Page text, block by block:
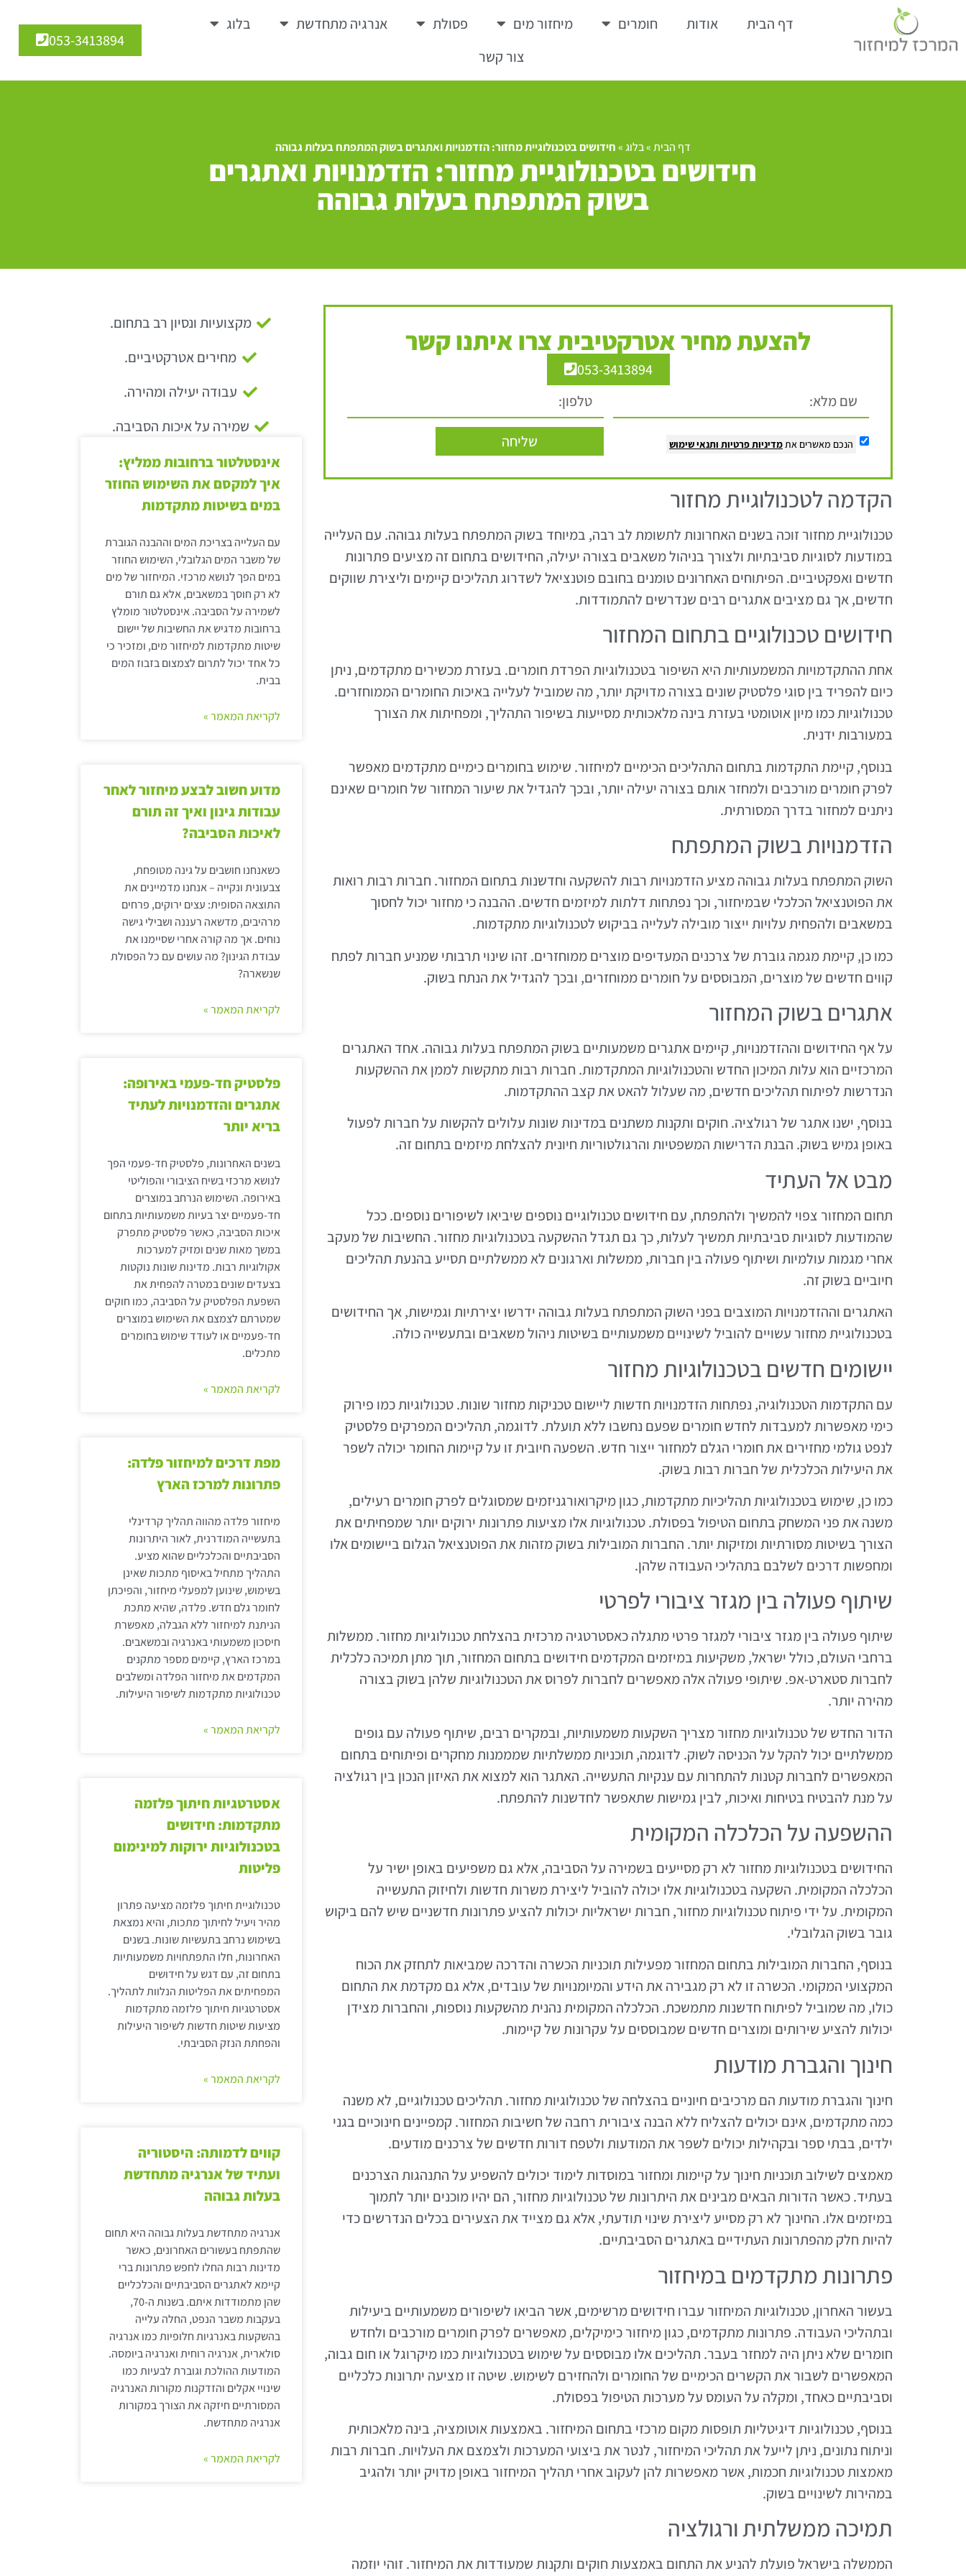
דף הבית אודות חומרים מיחזור מים פסולת אנרגיה מתחדשת
בלוג
צור קשר
053-3413894
דף הבית»בלוג»חידושים בטכנולוגיית מחזור: הזדמנויות ואתגרים בשוק המתפתח בעלות גבוהה
חידושים בטכנולוגיית מחזור: הזדמנויות ואתגרים
בשוק המתפתח בעלות גבוהה
להצעת מחיר אטרקטיבית צרו איתנו קשר
053-3413894
הנכם מאשרים אתמדיניות פרטיות ותנאי שימוש שליחה
הקדמה לטכנולוגיית מחזור
טכנולוגיית מחזור זוכה בשנים האחרונות לתשומת לב רבה, במיוחד בשוק המתפתח בעלות גבוהה. עם העלייה
במודעות לסוגיות סביבתיות ולצורך בניהול משאבים בצורה יעילה, החידושים בתחום זה מציעים פתרונות
חדשים ואפקטיביים. הפיתוחים האחרונים טומנים בחובם פוטנציאל לשדרוג תהליכים קיימים וליצירת שווקים
חדשים, אך גם מציבים אתגרים רבים שנדרשים להתמודדות.
חידושים טכנולוגיים בתחום המחזור
אחת ההתקדמויות המשמעותיות היא השיפור בטכנולוגיות הפרדת חומרים. בעזרת מכשירים מתקדמים, ניתן
כיום להפריד בין סוגי פלסטיק שונים בצורה מדויקת יותר, מה שמוביל לעלייה באיכות החומרים הממוחזרים.
טכנולוגיות כמו מיון אוטומטי בעזרת בינה מלאכותית מסייעות בשיפור התהליך, ומפחיתות את הצורך
במעורבות ידנית.
בנוסף, קיימת התקדמות בתחום התהליכים הכימיים למיחזור. שימוש בחומרים כימיים מתקדמים מאפשר
לפרק חומרים מורכבים ולמחזר אותם בצורה יעילה יותר, ובכך להגדיל את שיעור המחזור של חומרים שאינם
ניתנים למחזור בדרך המסורתית.
הזדמנויות בשוק המתפתח
השוק המתפתח בעלות גבוהה מציע הזדמנויות רבות להשקעה וחדשנות בתחום המחזור. חברות רבות רואות
את הפוטנציאל הכלכלי שבמיחזור, וכך נפתחות דלתות למיזמים חדשים. ההבנה כי מחזור יכול לחסוך
במשאבים ולהפחית עלויות ייצור מובילה לעלייה בביקוש לטכנולוגיות מתקדמות.
כמו כן, קיימת מגמה גוברת של צרכנים המעדיפים מוצרים ממוחזרים. זהו שינוי תרבותי שמניע חברות לפתח
קווים חדשים של מוצרים, המבוססים על חומרים ממוחזרים, ובכך להגדיל את הנתח בשוק.
אתגרים בשוק המחזור
על אף החידושים וההזדמנויות, קיימים אתגרים משמעותיים בשוק המתפתח בעלות גבוהה. אחד האתגרים
המרכזיים הוא עלות המיכון החדש והטכנולוגיות המתקדמות. חברות רבות מתקשות לממן את ההשקעות
הנדרשות לפיתוח תהליכים חדשים, מה שעלול להאט את קצב ההתקדמות.
בנוסף, ישנו אתגר של רגולציה. חוקים ותקנות משתנים במדינות שונות עלולים להקשות על חברות לפעול
באופן גמיש בשוק. הבנת הדרישות המשפטיות והרגולטוריות חיונית להצלחת מיזמים בתחום זה.
מבט אל העתיד
תחום המחזור צפוי להמשיך ולהתפתח, עם חידושים טכנולוגיים נוספים שיביאו לשיפורים נוספים. ככל
שהמודעות לסוגיות סביבתיות תמשיך לעלות, כך גם תגדל ההשקעה בטכנולוגיות מחזור. החשיבות של מעקב
אחרי מגמות עולמיות ושיתוף פעולה בין חברות, ממשלות וארגונים לא ממשלתיים תסייע בהנעת תהליכים
חיוביים בשוק זה.
האתגרים וההזדמנויות המוצבים בפני השוק המתפתח בעלות גבוהה ידרשו יצירתיות וגמישות, אך החידושים
בטכנולוגיית מחזור עשויים להוביל לשינויים משמעותיים בשיטות ניהול משאבים ובתעשייה כולה.
יישומים חדשים בטכנולוגיות מחזור
עם התקדמות הטכנולוגיה, נפתחות הזדמנויות חדשות ליישום טכניקות מחזור שונות. טכנולוגיות כמו פירוק
כימי מאפשרות למעבדות לחדש חומרים שפעם נחשבו ללא תועלת. לדוגמה, תהליכים המפרקים פלסטיק
לנפט גולמי מחזירים את חומרי הגלם למחזור ייצור חדש. השפעה חיובית זו על קיימות החומר יכולה לשפר
את היעילות הכלכלית של חברות רבות בשוק.
כמו כן, שימוש בטכנולוגיות תהליכיות מתקדמות, כגון מיקרואורגניזמים שמסוגלים לפרק חומרים רעילים,
משנה את פני המשחק בתחום הטיפול בפסולת. טכנולוגיות אלו מציעות פתרונות ירוקים יותר שמפחיתים את
הצורך בשיטות מסורתיות ומזיקות יותר. החברות המובילות בשוק מזהות את הפוטנציאל הגלום ביישומים אלו
ומחפשות דרכים לשלבם בתהליכי העבודה שלהן.
שיתוף פעולה בין מגזר ציבורי לפרטי
שיתוף פעולה בין מגזר ציבורי למגזר פרטי מתגלה כאסטרטגיה מרכזית בהצלחת טכנולוגיות מחזור. ממשלות
ברחבי העולם, כולל ישראל, משקיעות במיזמים המקדמים חידושים בתחום המחזור, תוך מתן תמיכה כלכלית
לחברות סטארט-אפ. שיתופי פעולה אלה מאפשרים לחברות לפרוס את הטכנולוגיות שלהן בשוק בצורה
מהירה יותר.
הדור החדש של טכנולוגיות מחזור מצריך השקעות משמעותיות, ובמקרים רבים, שיתוף פעולה עם גופים
ממשלתיים יכול להקל על הכניסה לשוק. לדוגמה, תוכניות ממשלתיות שמממנות מחקרים ופיתוחים בתחום
המאפשרים לחברות קטנות להתחרות עם ענקיות התעשייה. האתגר הוא למצוא את האיזון הנכון בין רגולציה
על מנת להבטיח בטיחות ואיכות, לבין גמישות שתאפשר לחדשנות להתפתח.
ההשפעה על הכלכלה המקומית
החידושים בטכנולוגיות מחזור לא רק מסייעים בשמירה על הסביבה, אלא גם משפיעים באופן ישיר על
הכלכלה המקומית. השקעה בטכנולוגיות אלו יכולה להוביל ליצירת משרות חדשות ולחיזוק התעשייה
המקומית. על ידי פיתוח טכנולוגיות מחזור, חברות ישראליות יכולות להציע פתרונות חדשניים שיש להם ביקוש
גובר בשוק הגלובלי.
בנוסף, החברות המובילות בתחום המחזור מפעילות תוכניות הכשרה והדרכה שמביאות לתחזק את הכוח
המקצועי המקומי. הכשרה זו לא רק מגבירה את הידע והמיומנויות של עובדים, אלא גם מקדמת את התחום
כולו, מה שמוביל לפיתוח חדשנות מתמשכת. הכלכלה המקומית נהנית מהשקעות נוספות, והחברות מצידן
יכולות להציע שירותים ומוצרים חדשים שמבוססים על עקרונות של קיימות.
חינוך והגברת מודעות
חינוך והגברת מודעות הם מרכיבים חיוניים בהצלחה של טכנולוגיות מחזור. תהליכים טכנולוגיים, לא משנה
כמה מתקדמים, אינם יכולים להצליח ללא הבנה ציבורית רחבה של חשיבות המחזור. קמפיינים חינוכיים בגני
ילדים, בבתי ספר ובקהילות יכולים לשפר את המודעות ולטפח דורות חדשים של צרכנים מודעים.
מאמצים לשילוב תוכניות חינוך על קיימות ומחזור במוסדות לימוד יכולים להשפיע על התנהגות הצרכנים
בעתיד. כאשר הדורות הבאים מבינים את היתרונות של טכנולוגיות מחזור, הם יהיו מוכנים יותר לתמוך
במיזמים אלו. החינוך לא רק מסייע ליצירת שינוי תודעתי, אלא גם מצייד את הצעירים בכלים הנדרשים כדי
להיות חלק מהפתרונות העתידיים באתגרים הסביבתיים.
פתרונות מתקדמים במיחזור
בעשור האחרון, טכנולוגיות המיחזור עברו חידושים מרשימים, אשר הביאו לשיפורים משמעותיים ביעילות
ובתהליכי העבודה. פתרונות מתקדמים, כגון מיחזור כימיקלים, מאפשרים לפרק חומרים מורכבים ולחדש
חומרים שלא ניתן היה למחזר בעבר. תהליכים אלו מבוססים על שימוש בטכנולוגיות כמו מיקרוגל או חום גבוה,
המאפשרים לשבור את הקשרים הכימיים של החומרים ולהחזירם לשימוש. שיטה זו מציעה יתרונות כלכליים
וסביבתיים כאחד, ומקלה על העומס על מערכות הטיפול בפסולת.
בנוסף, טכנולוגיות דיגיטליות תופסות מקום מרכזי בתחום המיחזור. באמצעות אוטומציה, בינה מלאכותית
וניתוח נתונים, ניתן לייעל את תהליכי המיחזור, לנטר את ביצועי המערכות ולצמצם את העלויות. חברות רבות
מאמצות טכנולוגיות חכמות, אשר מאפשרות להן לעקוב אחרי תהליך המיחזור באופן מדויק יותר ולהגיב
במהירות לשינויים בשוק.
תמיכה ממשלתית ורגולציה
הממשלה בישראל פועלת להניע את התחום באמצעות חוקים ותקנות שמעודדות את המיחזור. זוהי יוזמה
מקצועיות ונסיון רב בתחום.
מחירים אטרקטיביים.
עבודה יעילה ומהירה.
שמירה על איכות הסביבה.
אינסטלטור ברחובות ממליץ:
איך למקסם את השימוש החוזר
במים בשיטות מתקדמות
עם העלייה בצריכת המים וההבנה הגוברת
של משבר המים הגלובלי, השימוש החוזר
במים הפך לנושא מרכזי. המיחזור של מים
לא רק חוסך במשאבים, אלא גם תורם
לשמירה על הסביבה. אינסטלטור מומלץ
ברחובות מדגיש את החשיבות של יישום
שיטות מתקדמות למיחזור מים, ומזכיר כי
כל אחד יכול לתרום לצמצום בזבוז המים
בבית.
לקריאת המאמר »
מדוע חשוב לבצע מיחזור לאחר
עבודות גינון ואיך זה תורם
לאיכות הסביבה?
כשאנחנו חושבים על גינה מטופחת,
צבעונית ונקייה – אנחנו מדמיינים את
התוצאה הסופית: עצים ירוקים, פרחים
מרהיבים, מדשאה רעננה ושבילי גישה
נוחים. אך מה קורה אחרי שסיימנו את
עבודת הגינון? מה עושים עם כל הפסולת
שנשארה?
לקריאת המאמר »
פלסטיק חד-פעמי באירופה:
אתגרים והזדמנויות לעתיד
בריא יותר
בשנים האחרונות, פלסטיק חד-פעמי הפך
לנושא מרכזי בשיח הציבורי והפוליטי
באירופה. השימוש הנרחב במוצרים
חד-פעמיים יצר בעיות משמעותיות בתחום
איכות הסביבה, כאשר פלסטיק מתפרק
במשך מאות שנים ומזיק למערכות
אקולוגיות רבות. מדינות שונות נוקטות
בצעדים שונים במטרה להפחית את
השפעת הפלסטיק על הסביבה, כמו חוקים
שמטרתם לצמצם את השימוש במוצרים
חד-פעמיים או לעודד שימוש בחומרים
מתכלים.
לקריאת המאמר »
מפת דרכים למיחזור פלדה:
פתרונות למרכז הארץ
מיחזור פלדה מהווה תהליך קרדינלי
בתעשייה המודרנית, לאור היתרונות
הסביבתיים והכלכליים שהוא מציע.
התהליך מתחיל באיסוף מתכות שאינן
בשימוש, שינוען למפעלי מיחזור, והפיכתן
לחומר גלם חדש. פלדה, שהיא מתכת
הניתנת למיחזור ללא הגבלה, מאפשרת
חיסכון משמעותי באנרגיה ובמשאבים.
במרכז הארץ, קיימים מספר מתקנים
המקדמים את מיחזור הפלדה ומשלבים
טכנולוגיות מתקדמות לשיפור היעילות.
לקריאת המאמר »
אסטרטגיות חיתוך פלזמה
מתקדמות: חידושים
בטכנולוגיות ירוקות למינימום
פליטות
טכנולוגיית חיתוך פלזמה מציעה פתרון
מהיר ויעיל לחיתוך מתכות, והיא נמצאת
בשימוש נרחב בתעשיות שונות. בשנים
האחרונות, חלו התפתחויות משמעותיות
בתחום זה, עם דגש על חידושים
המפחיתים את הפליטות הנלוות לתהליך.
אסטרטגיות חיתוך פלזמה מתקדמות
מציעות שיטות חדשות לשיפור היעילות
והפחתת הנזק הסביבתי.
לקריאת המאמר »
קווים לדמותה: היסטוריה
ועתיד של אנרגיה מתחדשת
בעלות גבוהה
אנרגיה מתחדשת בעלות גבוהה היא תחום
שהתפתח בעשורים האחרונים, כאשר
מדינות רבות החלו לחפש פתרונות ברי
קיימא לאתגרים הסביבתיים והכלכליים
שהן מתמודדות איתם. בשנות ה-70,
בעקבות משבר הנפט, החלה עלייה
בהשקעות באנרגיות חלופיות כמו אנרגיה
סולארית, אנרגיה רוחית ואנרגיה ביומסה.
המודעות ההולכת וגוברת לבעיות כמו
שינויי אקלים והזדקנות מקורות האנרגיה
המסורתיים חיזקה את הצורך במקורות
אנרגיה מתחדשת.
לקריאת המאמר »